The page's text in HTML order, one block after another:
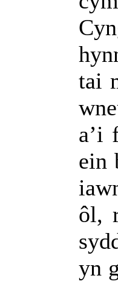
tai
a’i
ein
ôl,
yn